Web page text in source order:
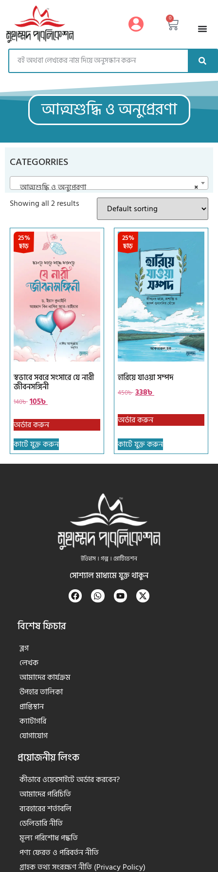
https://muhammadpublication.com/
0
আত্মশুদ্ধি ও অনুপ্রেরণা
CATEGORRIES
×
আত্মশুদ্ধি ও অনুপ্রেরণা
Showing all 2 results
25%
ছাড়
স্বভাবে সবরে সংসারে যে নারী
জীবনসঙ্গিনী
140৳105৳
অর্ডার করুন
কার্টে যুক্ত করুন
25%
ছাড়
হারিয়ে যাওয়া সম্পদ
450৳338৳
অর্ডার করুন
কার্টে যুক্ত করুন
ইতিহাস । গল্প । মোটিভেশন
সোশ্যাল মাধ্যমে যুক্ত থাকুন
বিশেষ ফিচার
ব্লগ
লেখক
আমাদের কার্যক্রম
উপহার তালিকা
প্রাপ্তিস্থান
ক্যাটাগরি
যোগাযোগ
প্রয়োজনীয় লিংক
কীভাবে ওয়েবসাইটে অর্ডার করবেন?
আমাদের পরিচিতি
ব্যবহারের শর্তাবলি
ডেলিভারি নীতি
মূল্য পরিশোধ পদ্ধতি
পণ্য ফেরত ও পরিবর্তন নীতি
গ্রাহক তথ্য সংরক্ষণ নীতি (Privacy Policy)